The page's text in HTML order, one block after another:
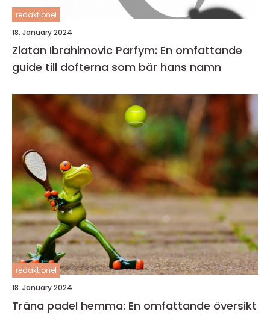
redaktionel
18. January 2024
Zlatan Ibrahimovic Parfym: En omfattande
guide till dofterna som bär hans namn
redaktionel
18. January 2024
Träna padel hemma: En omfattande översikt